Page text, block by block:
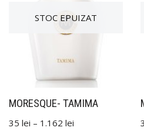
MORESQUE- TAMIMA
35 lei – 1.162 lei